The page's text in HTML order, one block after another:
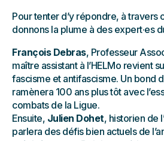
Pour tenter d’y répondre, à travers
donnons la plume à des expert·es
François Debras, Professeur
maître assistant à l’HELMo revient
fascisme et antifascisme. Un bond
ramènera 100 ans plus tôt avec
combats de la Ligue.
Ensuite, Julien Dohet, historien de
parlera des défis bien actuels de